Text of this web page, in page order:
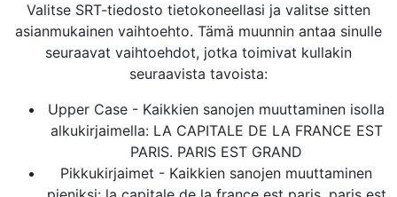
Valitse SRT-tiedosto tietokoneellasi ja valitse sitten
asianmukainen vaihtoehto. Tämä muunnin antaa sinulle
seuraavat vaihtoehdot, jotka toimivat kullakin
seuraavista tavoista:
Upper Case - Kaikkien sanojen muuttaminen isolla
alkukirjaimella: LA CAPITALE DE LA FRANCE EST
PARIS. PARIS EST GRAND
Pikkukirjaimet - Kaikkien sanojen muuttaminen